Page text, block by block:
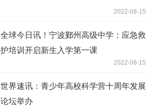
2022-08-15
全球今日讯！宁波鄞州高级中学：应急救
护培训开启新生入学第一课
2022-08-15
世界速讯：青少年高校科学营十周年发展
论坛举办